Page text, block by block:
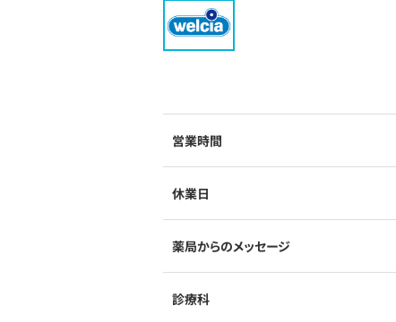
営業時間
休業日
薬局からのメッセージ
診療科